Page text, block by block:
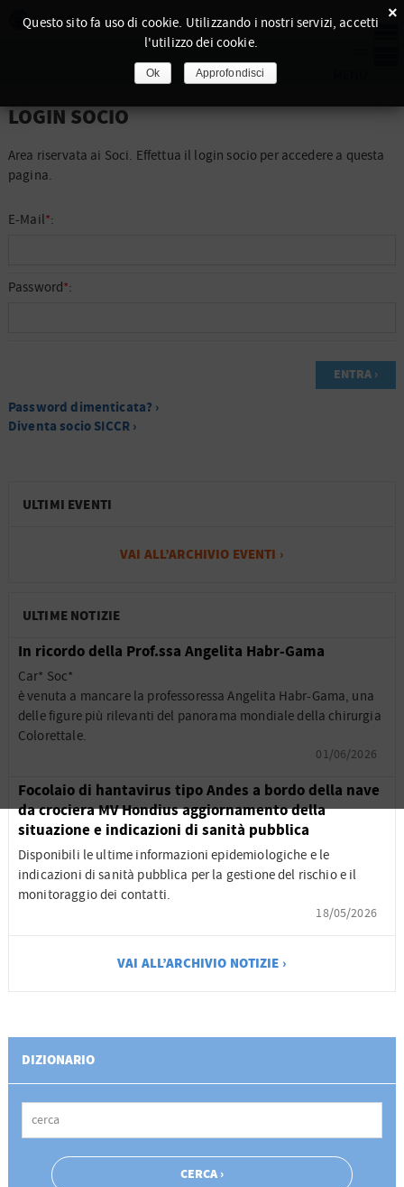
LOGIN SOCIO
Area riservata ai Soci. Effettua il login socio per accedere a questa
pagina.
E-Mail*:
Password*:
Password dimenticata? ›
Diventa socio SICCR ›
ULTIMI EVENTI
VAI ALL’ARCHIVIO EVENTI ›
ULTIME NOTIZIE
In ricordo della Prof.ssa Angelita Habr-Gama
Car* Soc*
è venuta a mancare la professoressa Angelita Habr-Gama, una
delle figure più rilevanti del panorama mondiale della chirurgia
Colorettale.
01/06/2026
Focolaio di hantavirus tipo Andes a bordo della nave
da crociera MV Hondius aggiornamento della
situazione e indicazioni di sanità pubblica
Disponibili le ultime informazioni epidemiologiche e le
indicazioni di sanità pubblica per la gestione del rischio e il
monitoraggio dei contatti.
18/05/2026
VAI ALL’ARCHIVIO NOTIZIE ›
DIZIONARIO
×
Questo sito fa uso di cookie. Utilizzando i nostri servizi, accetti
l'utilizzo dei cookie.
Ok Approfondisci